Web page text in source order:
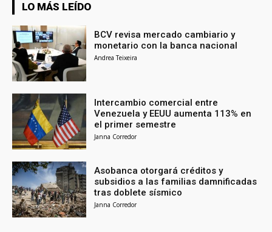
LO MÁS LEÍDO
BCV revisa mercado cambiario y
monetario con la banca nacional
Andrea Teixeira
Intercambio comercial entre
Venezuela y EEUU aumenta 113% en
el primer semestre
Janna Corredor
Asobanca otorgará créditos y
subsidios a las familias damnificadas
tras doblete sísmico
Janna Corredor